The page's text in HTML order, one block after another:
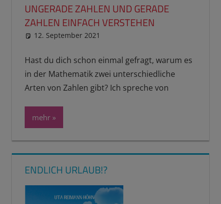
UNGERADE ZAHLEN UND GERADE
ZAHLEN EINFACH VERSTEHEN
12. September 2021
Hast du dich schon einmal gefragt, warum es
in der Mathematik zwei unterschiedliche
Arten von Zahlen gibt? Ich spreche von
mehr
ENDLICH URLAUB!?